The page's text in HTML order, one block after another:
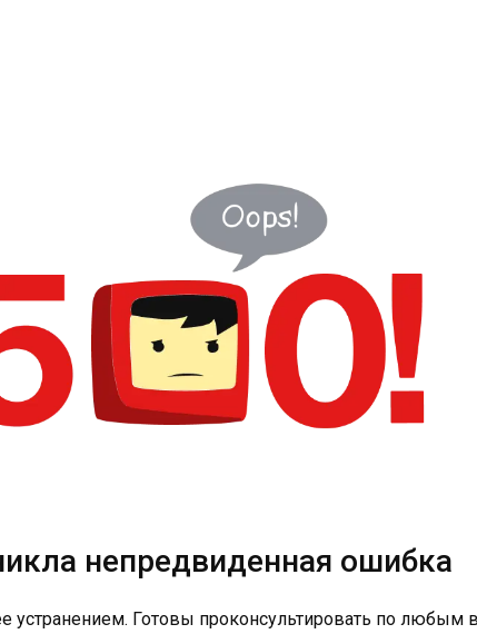
непредвиденная ошибка
устранением. Готовы проконсультировать по любым